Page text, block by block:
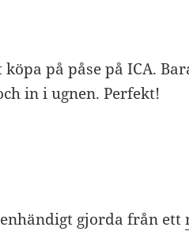
på påse på ICA.
in i ugnen. Perfekt!
gjorda från ett